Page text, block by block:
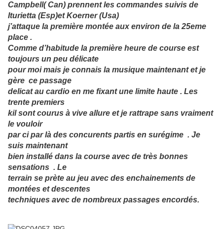
Campbell( Can) prennent les commandes suivis de
Iturietta (Esp)et Koerner (Usa)
j’attaque la première montée aux environ de la 25eme
place .
Comme d’habitude la première heure de course est
toujours un peu délicate
pour moi mais je connais la musique maintenant et je
gère ce passage
delicat au cardio en me fixant une limite haute . Les
trente premiers
kil sont courus à vive allure et je rattrape sans vraiment
le vouloir
par ci par là des concurents partis en surégime . Je
suis maintenant
bien installé dans la course avec de très bonnes
sensations . Le
terrain se prète au jeu avec des enchainements de
montées et descentes
techniques avec de nombreux passages encordés.